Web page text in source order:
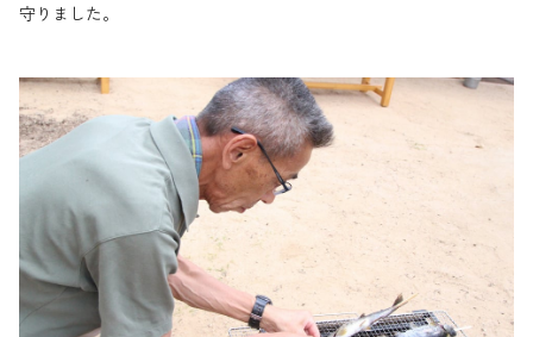
守りました。